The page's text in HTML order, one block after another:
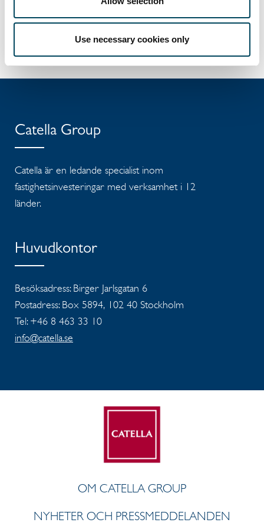
Use necessary cookies only
Release
Catella Group
Catella är en ledande specialist inom
fastighetsinvesteringar med verksamhet i 12
länder.
Huvudkontor
Besöksadress: Birger Jarlsgatan 6
Postadress: Box 5894, 102 40 Stockholm
Tel: +46 8 463 33 10
info@catella.se
OM CATELLA GROUP
NYHETER OCH PRESSMEDDELANDEN